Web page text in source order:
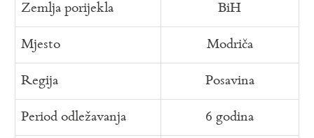
Zemlja porijekla BiH
Mjesto Modriča
Regija Posavina
Period odležavanja 6 godina